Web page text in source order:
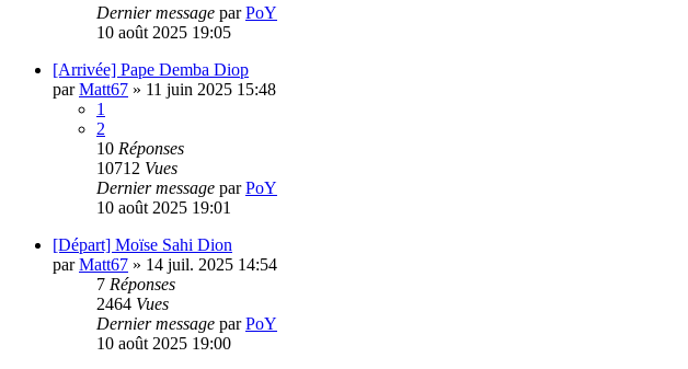
Dernier message parPoY
10 août 2025 19:05
[Arrivée] Pape Demba Diop
parMatt67 » 11 juin 2025 15:48
1
2
10 Réponses
10712 Vues
Dernier message parPoY
10 août 2025 19:01
[Départ] Moïse Sahi Dion
parMatt67 » 14 juil. 2025 14:54
7 Réponses
2464 Vues
Dernier message parPoY
10 août 2025 19:00